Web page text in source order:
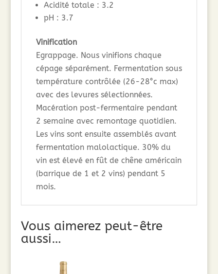
Acidité totale : 3.2
pH : 3.7
Vinification
Egrappage. Nous vinifions chaque
cépage séparément. Fermentation sous
température contrôlée (26-28°c max)
avec des levures sélectionnées.
Macération post-fermentaire pendant
2 semaine avec remontage quotidien.
Les vins sont ensuite assemblés avant
fermentation malolactique. 30% du
vin est élevé en fût de chêne américain
(barrique de 1 et 2 vins) pendant 5
mois.
Vous aimerez peut-être
aussi…